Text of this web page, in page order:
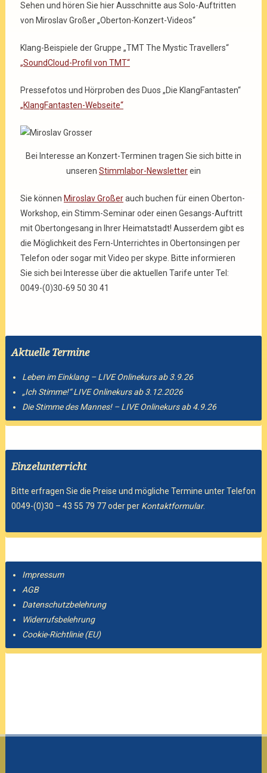
Sehen und hören Sie hier Ausschnitte aus Solo-Auftritten
von Miroslav Großer „Oberton-Konzert-Videos“
Klang-Beispiele der Gruppe „TMT The Mystic Travellers“
„SoundCloud-Profil von TMT“
Pressefotos und Hörproben des Duos „Die KlangFantasten“
„KlangFantasten-Webseite“
Bei Interesse an Konzert-Terminen tragen Sie sich bitte in
unseren Stimmlabor-Newsletterein
Sie können Miroslav Großerauch buchen für einen Oberton-
Workshop, ein Stimm-Seminar oder einen Gesangs-Auftritt
mit Obertongesang in Ihrer Heimatstadt! Ausserdem gibt es
die Möglichkeit des Fern-Unterrichtes in Obertonsingen per
Telefon oder sogar mit Video per skype. Bitte informieren
Sie sich bei Interesse über die aktuellen Tarife unter Tel:
0049-(0)30-69 50 30 41
Aktuelle Termine
Leben im Einklang – LIVE Onlinekurs ab 3.9.26
„Ich Stimme!“ LIVE Onlinekurs ab 3.12.2026
Die Stimme des Mannes! – LIVE Onlinekurs ab 4.9.26
Einzelunterricht
Bitte erfragen Sie die Preise und mögliche Termine unter Telefon
0049-(0)30 – 43 55 79 77 oder per Kontaktformular.
Impressum
AGB
Datenschutzbelehrung
Widerrufsbelehrung
Cookie-Richtlinie (EU)